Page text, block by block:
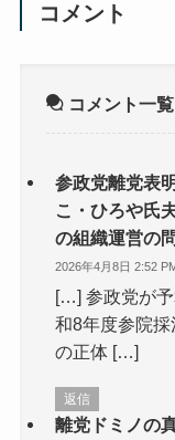
コメント
コメント一覧
参政党離党表
こ・ひろや氏
の組織運営の
2026年4月8日 2:52
[…] 参政党が
和8年度参院
の正体 […]
返信
離党ドミノの